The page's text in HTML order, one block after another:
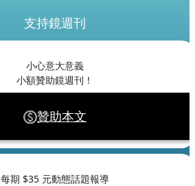
支持鏡週刊
小心意大意義
小額贊助鏡週刊！
贊助本文
每期 $35 元動態話題報導